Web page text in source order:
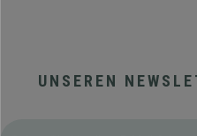
UNSEREN